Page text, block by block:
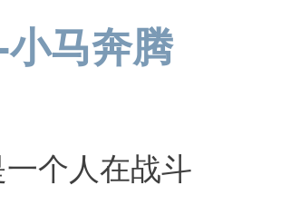
小马奔腾
个人在战斗